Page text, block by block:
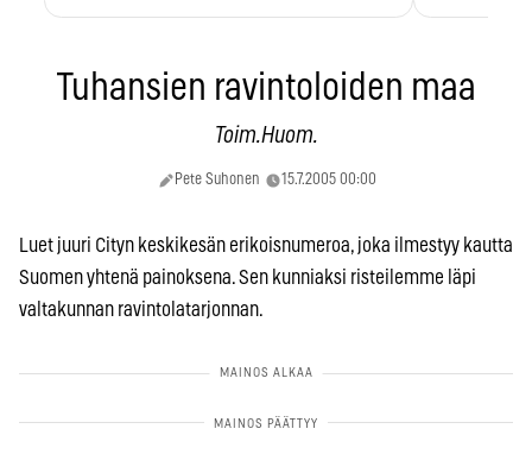
Tuhansien ravintoloiden maa
Toim.Huom.
Pete Suhonen 15.7.2005 00:00
Luet juuri Cityn keskikesän erikoisnumeroa, joka ilmestyy kautta
Suomen yhtenä painoksena. Sen kunniaksi risteilemme läpi
valtakunnan ravintolatarjonnan.